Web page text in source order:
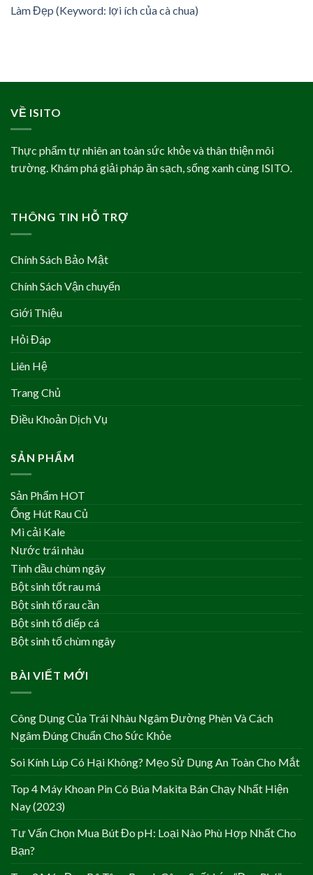
Làm Đẹp (Keyword: lợi ích của cà chua)
VỀ ISITO
Thực phẩm tự nhiên an toàn sức khỏe và thân thiện môi
trường. Khám phá giải pháp ăn sạch, sống xanh cùng ISITO.
THÔNG TIN HỖ TRỢ
Chính Sách Bảo Mật
Chính Sách Vận chuyển
Giới Thiệu
Hỏi Đáp
Liên Hệ
Trang Chủ
Điều Khoản Dịch Vụ
SẢN PHẨM
Sản Phẩm HOT
Ống Hút Rau Củ
Mì cải Kale
Nước trái nhàu
Tinh dầu chùm ngây
Bột sinh tốt rau má
Bột sinh tố rau cần
Bột sinh tố diếp cá
Bột sinh tố chùm ngây
BÀI VIẾT MỚI
Công Dụng Của Trái Nhàu Ngâm Đường Phèn Và Cách
Ngâm Đúng Chuẩn Cho Sức Khỏe
Soi Kính Lúp Có Hại Không? Mẹo Sử Dụng An Toàn Cho Mắt
Top 4 Máy Khoan Pin Có Búa Makita Bán Chạy Nhất Hiện
Nay (2023)
Tư Vấn Chọn Mua Bút Đo pH: Loại Nào Phù Hợp Nhất Cho
Bạn?